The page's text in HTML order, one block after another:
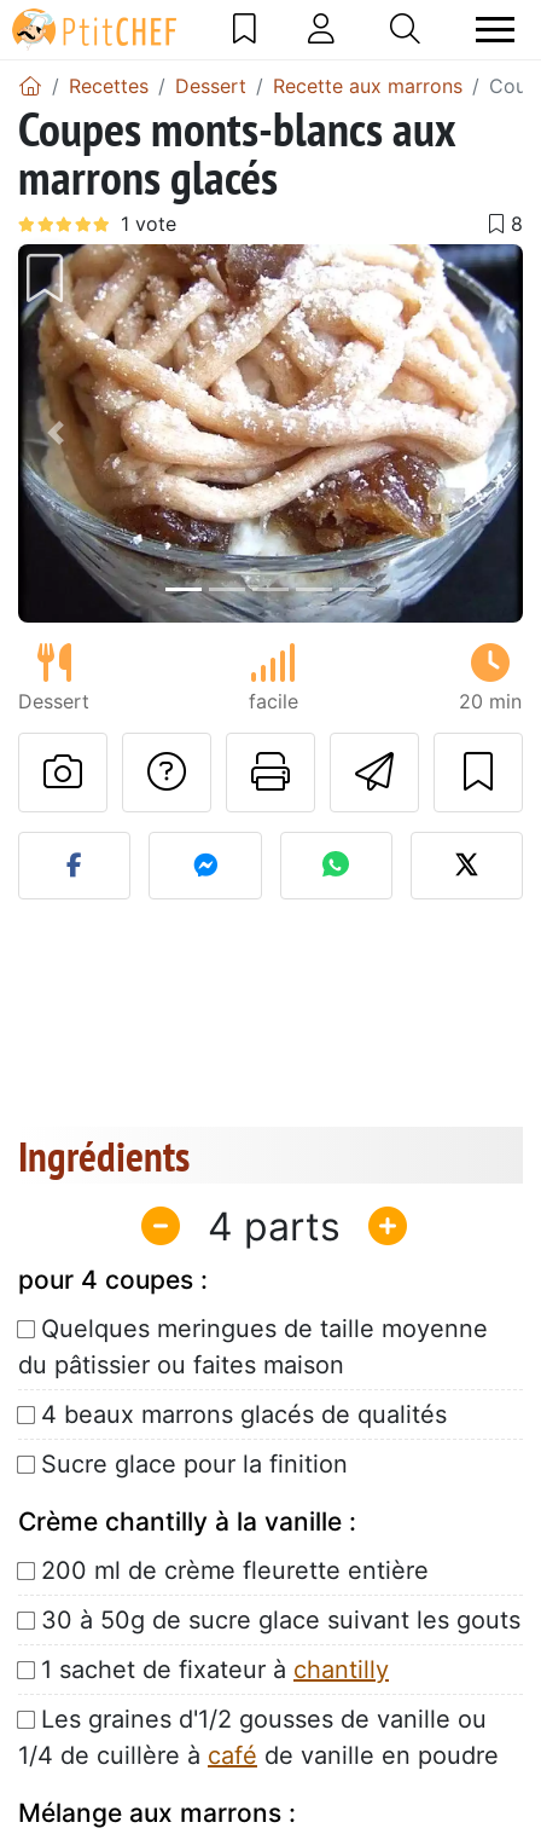
Recettes Dessert Recette aux marrons
Coupes monts-blancs aux
marrons glacés
Précédent
Dessert facile 20 min
Imprimer
Poser une
Publier votre photo de
Ingrédients
4
pour 4 coupes :
Quelques meringues de taille moyenne
du pâtissier ou faites maison
4 beaux marrons glacés de qualités
Sucre glace pour la finition
Crème chantilly à la vanille :
200 ml de crème fleurette entière
30 à 50g de sucre glace suivant les gouts
1 sachet de fixateur à chantilly
Les graines d'1/2 gousses de vanille ou
1/4 de cuillère à café de vanille en poudre
Mélange aux marrons :